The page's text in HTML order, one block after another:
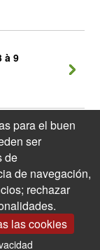
à 9
para el buen
ser
de
de navegación,
rechazar
las cookies